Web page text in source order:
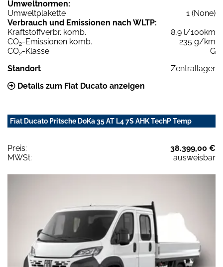
Umweltnormen:
Umweltplakette
1 (None)
Verbrauch und Emissionen nach WLTP:
Kraftstoffverbr. komb.
8,9 l/100km
CO2-Emissionen komb.
235 g/km
CO2-Klasse
G
Standort
Zentrallager
Details zum Fiat Ducato anzeigen
Fiat Ducato Pritsche DoKa 35 AT L4 7S AHK TechP Temp
Preis:
38.399,00 €
MWSt:
ausweisbar